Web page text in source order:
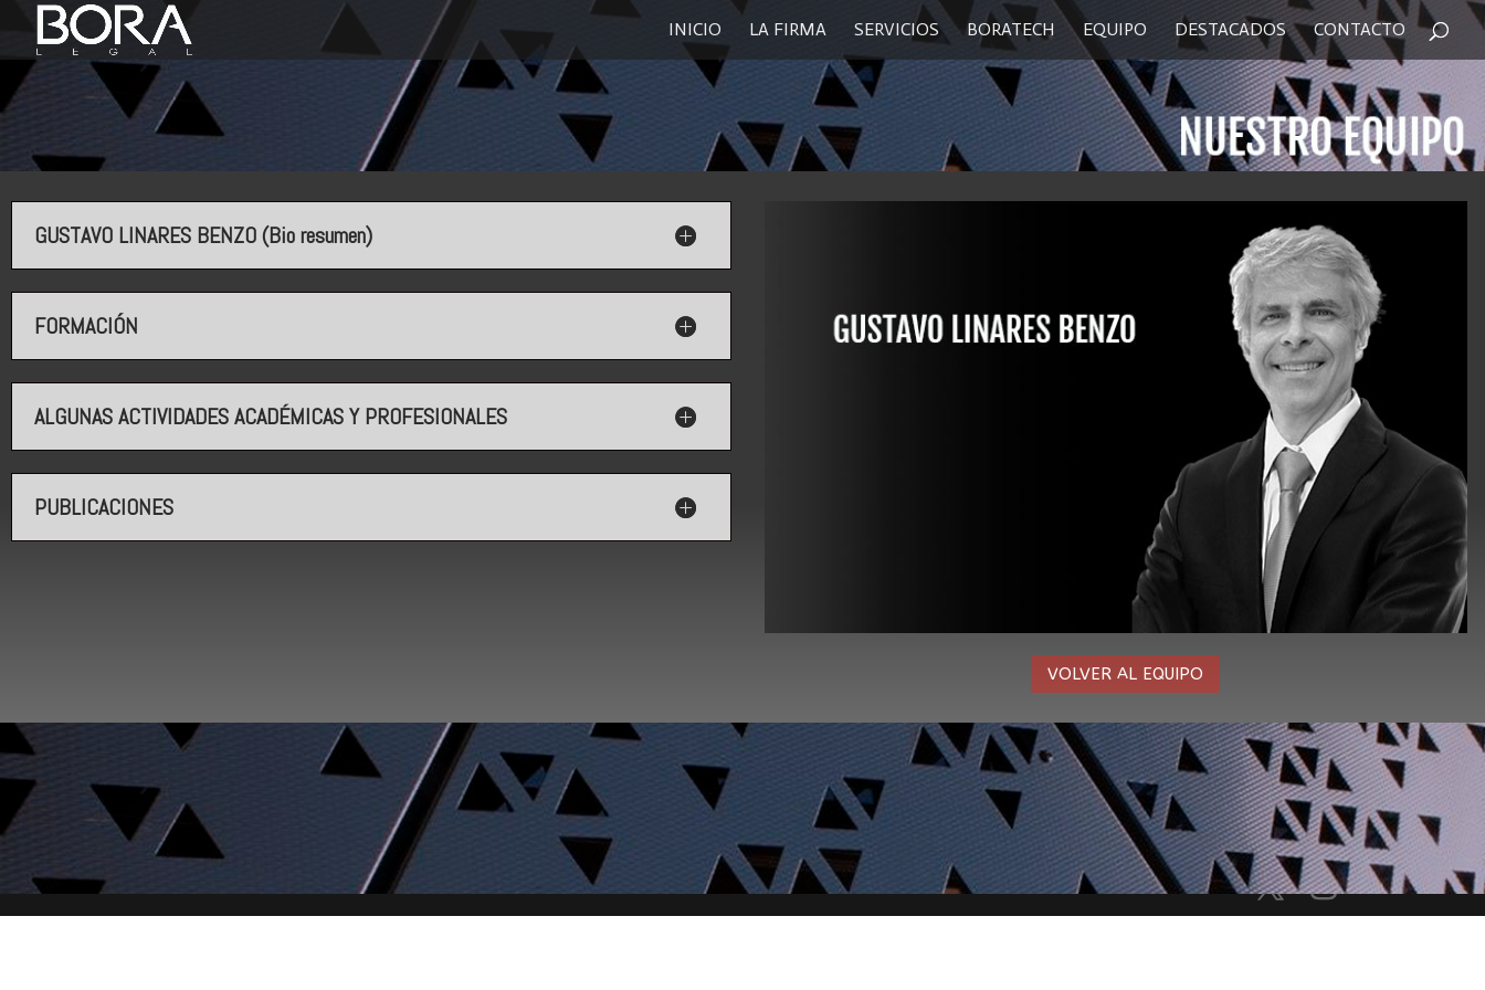
INICIO LA FIRMA SERVICIOS BORATECH EQUIPO DESTACADOS CONTACTO
GUSTAVO LINARES BENZO (Bio resumen)
FORMACIÓN
ALGUNAS ACTIVIDADES ACADÉMICAS Y PROFESIONALES
PUBLICACIONES
VOLVER AL EQUIPO
Desarrollado por BORATech® - Legal Design / 2022 - Todos los derechos reservados